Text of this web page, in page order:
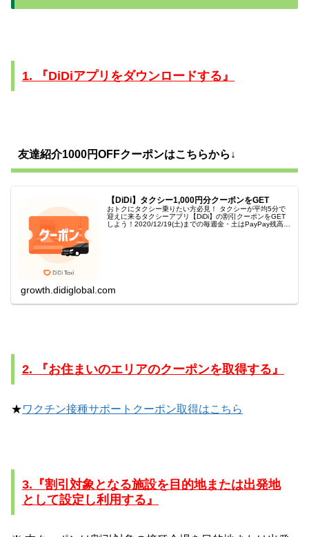
1. 『DiDiアプリをダウンロードする』
友達紹介1000円OFFクーポンはこちらから↓
【DiDi】タクシー1,000円分クーポンをGET
おトクにタクシー乗りたい方必見！ タクシーが平均5分で
迎えに来るタクシーアプリ【DiDi】の割引クーポンをGET
しよう！2020/12/19(土)までの毎週金・土はPayPay残高決
growth.didiglobal.com
2. 『お住まいのエリアのクーポンを取得する』
★ワクチン接種サポートクーポン取得はこちら
3.『割引対象となる施設を目的地または出発地
として設定し利用する』